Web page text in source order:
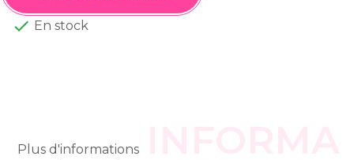
 En stock
Plus d'informations